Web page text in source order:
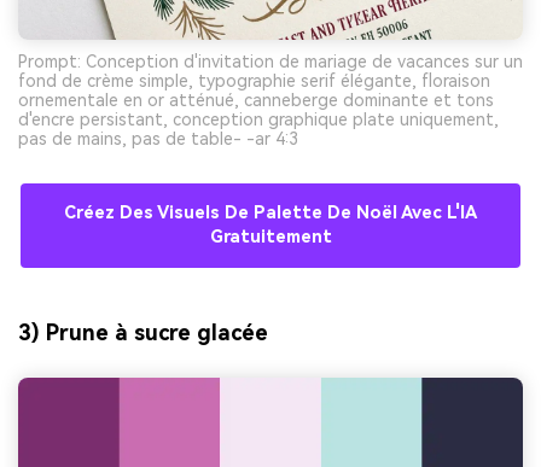
Prompt: Conception d'invitation de mariage de vacances sur un
fond de crème simple, typographie serif élégante, floraison
ornementale en or atténué, canneberge dominante et tons
d'encre persistant, conception graphique plate uniquement,
pas de mains, pas de table- -ar 4:3
Créez Des Visuels De Palette De Noël Avec L'IA
Gratuitement
3) Prune à sucre glacée